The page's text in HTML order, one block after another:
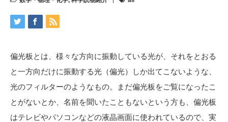
偏光板とは、様々な方向に振動している光が、それをとおる
と一方向だけに振動する光（偏光）しか出てこないような、
光のフィルターのようなもの。まだ偏光板をご覧になったこ
とがないとか、名前を聞いたこともないという方も、偏光板
はテレビやパソコンなどの液晶画面に使われているので、実